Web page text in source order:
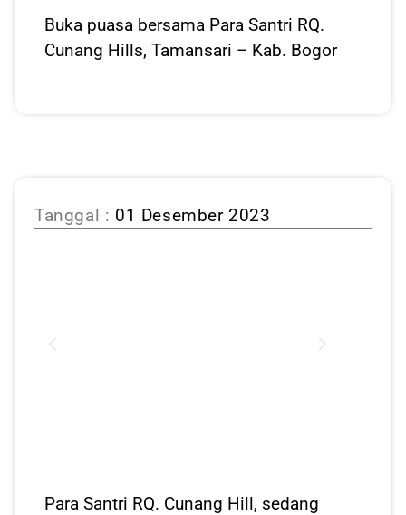
Buka puasa bersama Para Santri RQ.
Cunang Hills, Tamansari – Kab. Bogor
Tanggal : 01 Desember 2023
Para Santri RQ. Cunang Hill, sedang